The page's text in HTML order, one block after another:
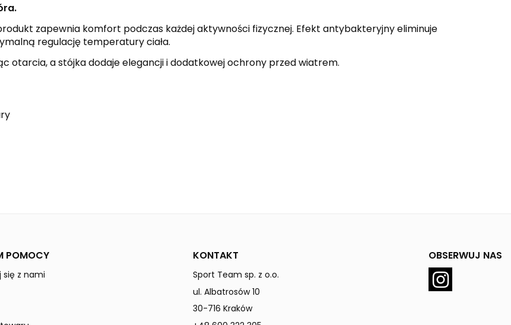
zapewnia komfort podczas każdej aktywności fizycznej. Efekt antybakteryjny eliminuje
regulację temperatury ciała.
otarcia, a stójka dodaje elegancji i dodatkowej ochrony przed wiatrem.
POMOCY
się z nami
KONTAKT
Sport Team sp. z o.o.
ul. Albatrosów 10
30-716 Kraków
OBSERWUJ NAS